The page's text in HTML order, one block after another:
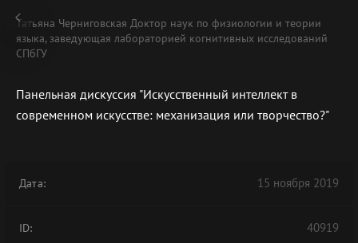
В АРХИВЕ
Татьяна Черниговская Доктор наук по физиологии и теории
языка, заведующая лабораторией когнитивных исследований
СПбГУ
Панельная дискуссия "Искусственный интеллект в
современном искусстве: механизация или творчество?"
Дата: 15 ноября 2019
ID: 40919